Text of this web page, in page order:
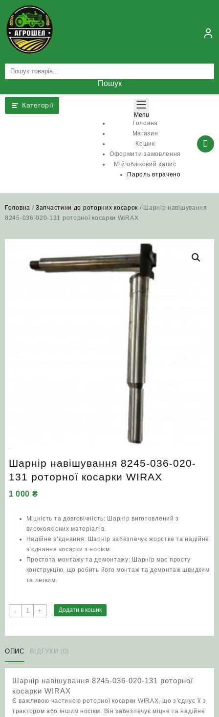
content
Пошук
Категорії
Menu
Головна
Магазин
Кошик
Оформити замовлення
Мій обліковий запис
Пароль втрачено
Головна /Запчастини до роторних косарок / Шарнір навішування
8245-036-020-131 роторної косарки WIRAX
Шарнір навішування 8245-036-020-
131 роторної косарки WIRAX
1 000 ₴
Міцність та довговічність: Шарнір виготовлений з
високоякісних матеріалів.
Надійне з’єднання: Шарнір забезпечує жорстке та надійне
з’єднання косарки з носієм.
Простота монтажу та демонтажу: Шарнір має просту
конструкцію, що робить його монтаж та демонтаж швидким
та легким.
-
Шарнір
навішування
020-
131
косарки
WIRAX
кількість
+ Додати в кошик
ОПИС ВІДГУКИ (0)
Шарнір навішування 8245-036-020-131 роторної
косарки WIRAX
Є важливою частиною роторної косарки WIRAX, що з’єднує її з
трактором або іншим носієм. Він забезпечує міцне та надійне